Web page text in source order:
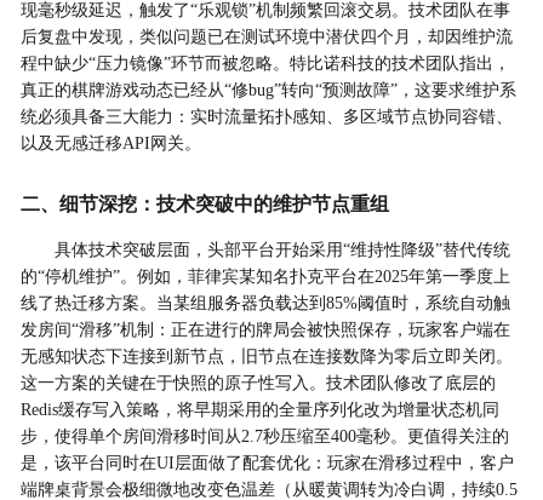
现毫秒级延迟，触发了“乐观锁”机制频繁回滚交易。技术团队在事
后复盘中发现，类似问题已在测试环境中潜伏四个月，却因维护流
程中缺少“压力镜像”环节而被忽略。特比诺科技的技术团队指出，
真正的棋牌游戏动态已经从“修bug”转向“预测故障”，这要求维护系
统必须具备三大能力：实时流量拓扑感知、多区域节点协同容错、
以及无感迁移API网关。
二、细节深挖：技术突破中的维护节点重组
具体技术突破层面，头部平台开始采用“维持性降级”替代传统
的“停机维护”。例如，菲律宾某知名扑克平台在2025年第一季度上
线了热迁移方案。当某组服务器负载达到85%阈值时，系统自动触
发房间“滑移”机制：正在进行的牌局会被快照保存，玩家客户端在
无感知状态下连接到新节点，旧节点在连接数降为零后立即关闭。
这一方案的关键在于快照的原子性写入。技术团队修改了底层的
Redis缓存写入策略，将早期采用的全量序列化改为增量状态机同
步，使得单个房间滑移时间从2.7秒压缩至400毫秒。更值得关注的
是，该平台同时在UI层面做了配套优化：玩家在滑移过程中，客户
端牌桌背景会极细微地改变色温差（从暖黄调转为冷白调，持续0.5